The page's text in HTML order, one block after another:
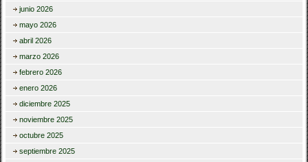
junio 2026
mayo 2026
abril 2026
marzo 2026
febrero 2026
enero 2026
diciembre 2025
noviembre 2025
octubre 2025
septiembre 2025